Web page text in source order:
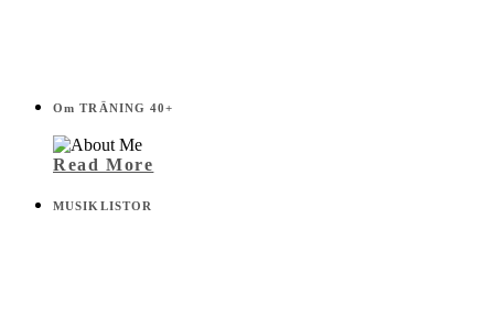
Om TRÄNING 40+
Read More
MUSIKLISTOR